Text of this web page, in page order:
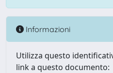
Informazioni
Utilizza questo
link a questo documento: